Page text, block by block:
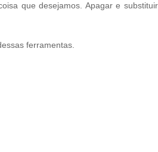
que desejamos. Apagar e
ferramentas.